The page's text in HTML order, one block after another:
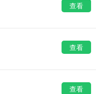
摄影美化
移动办公
媒体影音
查看
查看
查看